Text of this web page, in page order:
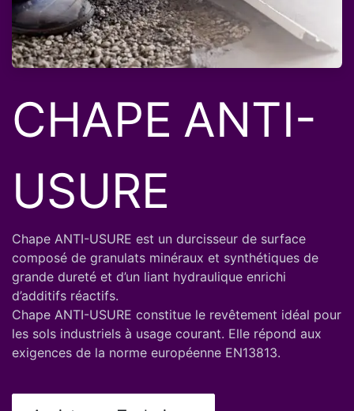
CHAPE ANTI-
USURE
Chape ANTI-USURE est un durcisseur de surface
composé de granulats minéraux et synthétiques de
grande dureté et d’un liant hydraulique enrichi
d’additifs réactifs.
Chape ANTI-USURE constitue le revêtement idéal pour
les sols industriels à usage courant. Elle répond aux
exigences de la norme européenne EN13813.